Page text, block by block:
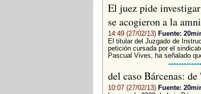
El juez pide
se acogieron a la
14:49 (27/02/13) Fuente:
El titular del Juzgado de
petición cursada por el
Pascual Vives, ha señalado
del caso Bárcenas:
10:07 (27/02/13) Fuente: